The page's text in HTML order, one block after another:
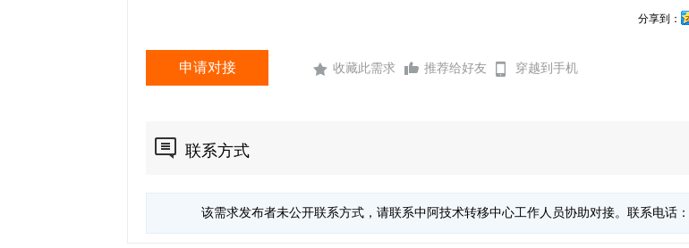
分享到：
申请对接 收藏此需求 推荐给好友 穿越到手机
联系方式
该需求发布者未公开联系方式，请联系中阿技术转移中心工作人员协助对接。联系电话：